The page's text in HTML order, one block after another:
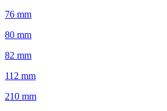
76 mm
80 mm
82 mm
112 mm
210 mm